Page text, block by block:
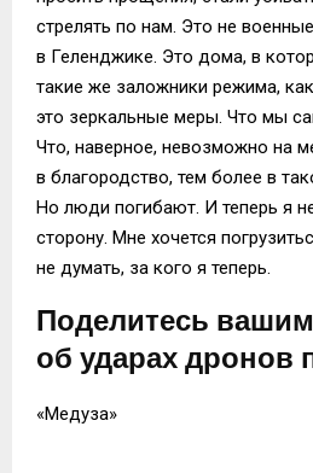
стрелять по нам. Это не
в Геленджике. Это дома, в
такие же заложники режима,
это зеркальные меры. Что мы
Что, наверное, невозможно на
в благородство, тем более в
Но люди погибают. И теперь я
сторону. Мне хочется
не думать, за кого я теперь.
Поделитесь
об ударах дронов
«Медуза»